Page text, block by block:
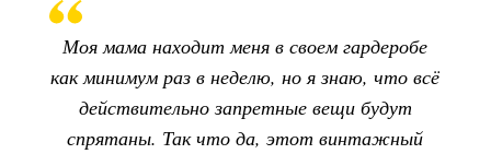
Моя мама находит меня в своем гардеробе
как минимум раз в неделю, но я знаю, что всё
действительно запретные вещи будут
спрятаны. Так что да, этот винтажный